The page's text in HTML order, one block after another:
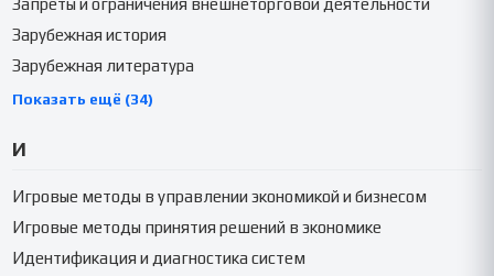
Запреты и ограничения внешнеторговой деятельности
Зарубежная история
Зарубежная литература
Показать ещё (34)
И
Игровые методы в управлении экономикой и бизнесом
Игровые методы принятия решений в экономике
Идентификация и диагностика систем